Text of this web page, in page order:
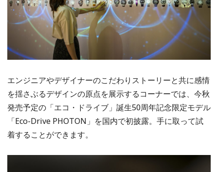
エンジニアやデザイナーのこだわりストーリーと共に感情
を揺さぶるデザインの原点を展示するコーナーでは、今秋
発売予定の「エコ・ドライブ」誕生50周年記念限定モデル
「Eco-Drive PHOTON」を国内で初披露。手に取って試
着することができます。